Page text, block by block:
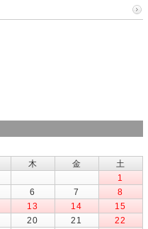
木 金
土
1
6 7
8
13 14
15
20 21
22